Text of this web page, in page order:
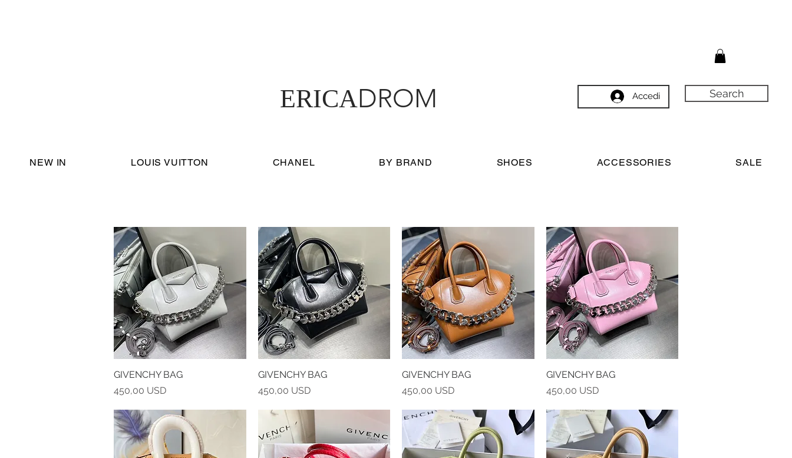
ERICADROM Accedi Search
NEW IN LOUIS VUITTON CHANEL BY BRAND SHOES ACCESSORIES SALE
Vista rapida
GIVENCHY BAG
Prezzo
450,00 USD
Vista rapida
GIVENCHY BAG
Prezzo
450,00 USD
Vista rapida
GIVENCHY BAG
Prezzo
450,00 USD
Vista rapida
GIVENCHY BAG
Prezzo
450,00 USD